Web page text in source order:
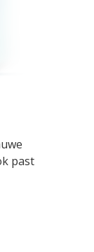
past